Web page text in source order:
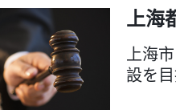
上海
上海
設を目